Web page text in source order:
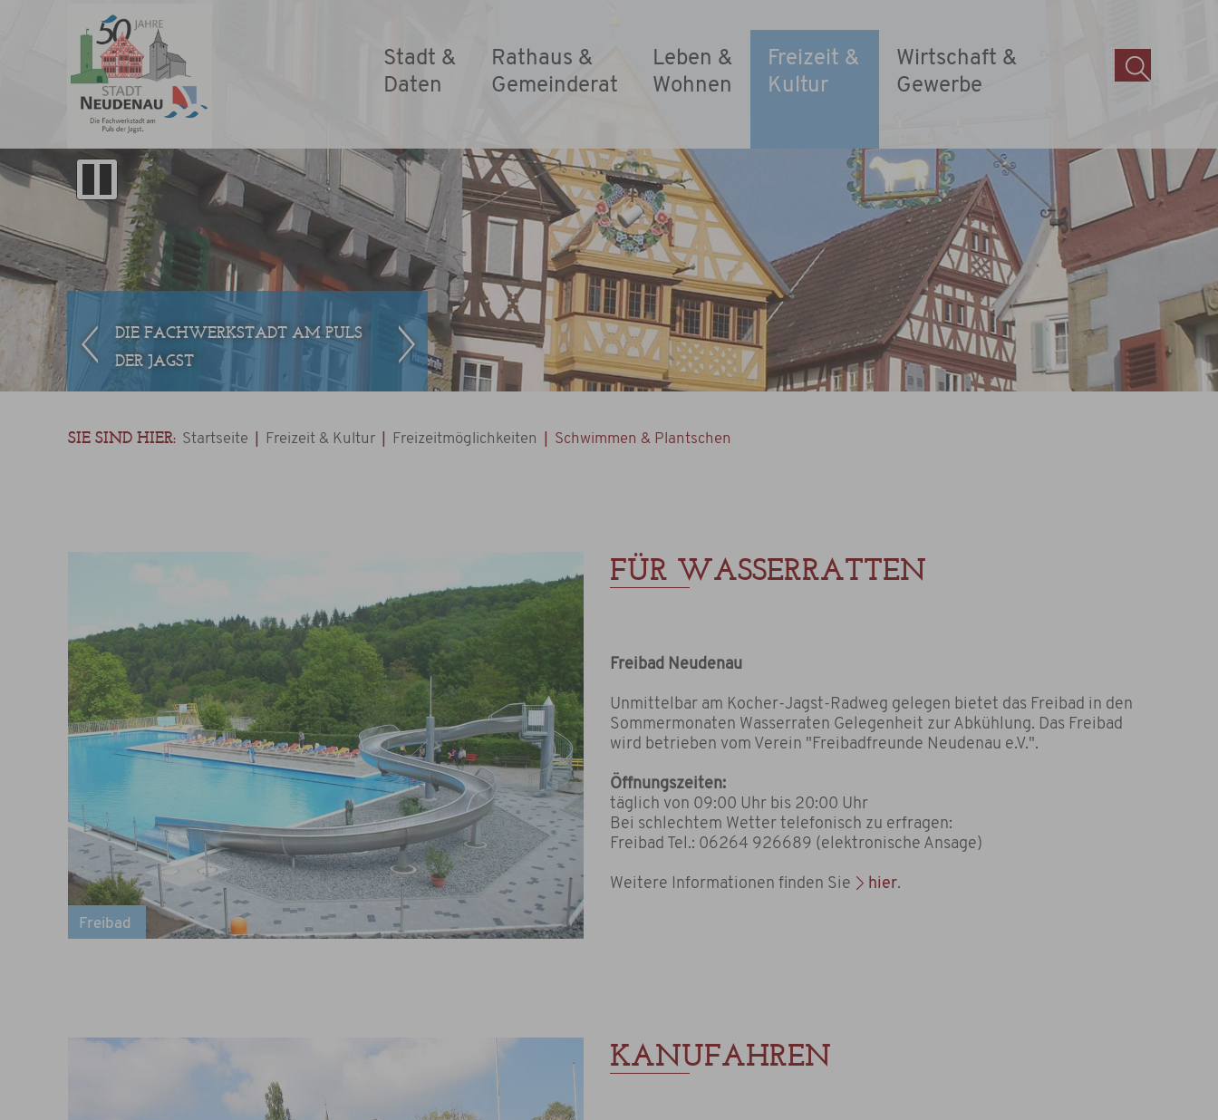
Stadt &
Daten
Rathaus &
Gemeinderat
Leben &
Wohnen
Freizeit &
Kultur
Wirtschaft &
Gewerbe
DIE FACHWERKSTADT AM PULS
DER JAGST
SIE SIND HIER: Startseite | Freizeit & Kultur | Freizeitmöglichkeiten | Schwimmen & Plantschen
Freibad
FÜR WASSERRATTEN
Freibad Neudenau
Unmittelbar am Kocher-Jagst-Radweg gelegen bietet das Freibad in den
Sommermonaten Wasserraten Gelegenheit zur Abkühlung. Das Freibad
wird betrieben vom Verein "Freibadfreunde Neudenau e.V.".
Öffnungszeiten:
täglich von 09:00 Uhr bis 20:00 Uhr
Bei schlechtem Wetter telefonisch zu erfragen:
Freibad Tel.: 06264 926689 (elektronische Ansage)
Weitere Informationen finden Sie hier.
KANUFAHREN